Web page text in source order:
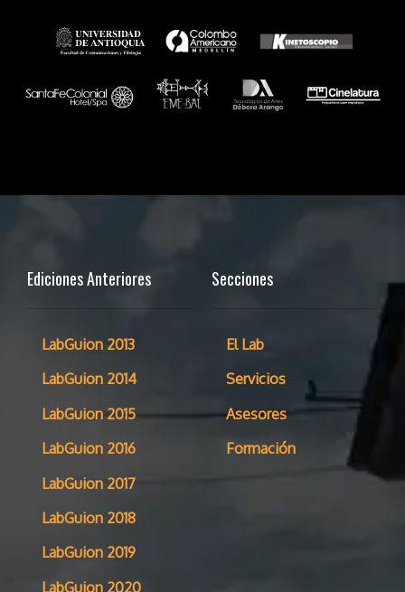
Ediciones Anteriores
LabGuion 2013
LabGuion 2014
LabGuion 2015
LabGuion 2016
LabGuion 2017
LabGuion 2018
LabGuion 2019
LabGuion 2020
Secciones
El Lab
Servicios
Asesores
Formación